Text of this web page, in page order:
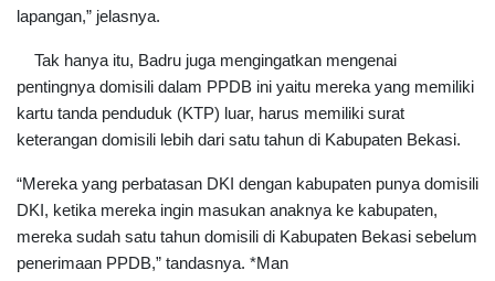
lapangan,” jelasnya.
Tak hanya itu, Badru juga mengingatkan mengenai
pentingnya domisili dalam PPDB ini yaitu mereka yang memiliki
kartu tanda penduduk (KTP) luar, harus memiliki surat
keterangan domisili lebih dari satu tahun di Kabupaten Bekasi.
“Mereka yang perbatasan DKI dengan kabupaten punya domisili
DKI, ketika mereka ingin masukan anaknya ke kabupaten,
mereka sudah satu tahun domisili di Kabupaten Bekasi sebelum
penerimaan PPDB,” tandasnya. *Man